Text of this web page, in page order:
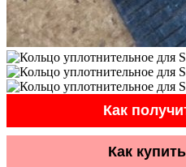
Как
Как